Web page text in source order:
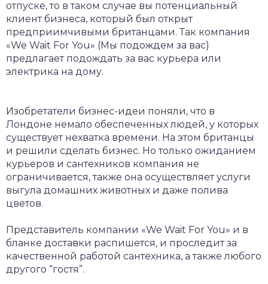
отпуске, то в таком случае вы потенциальный
клиент бизнеса, который был открыт
предприимчивыми британцами. Так компания
«We Wait For You» (Мы подождем за вас)
предлагает подождать за вас курьера или
электрика на дому.
Изобретатели бизнес-идеи поняли, что в
Лондоне немало обеспеченных людей, у которых
существует нехватка времени. На этом британцы
и решили сделать бизнес. Но только ожиданием
курьеров и сантехников компания не
ограничивается, также она осуществляет услуги
выгула домашних животных и даже полива
цветов.
Представитель компании «We Wait For You» и в
бланке доставки распишется, и проследит за
качественной работой сантехника, а также любого
другого “гостя”.